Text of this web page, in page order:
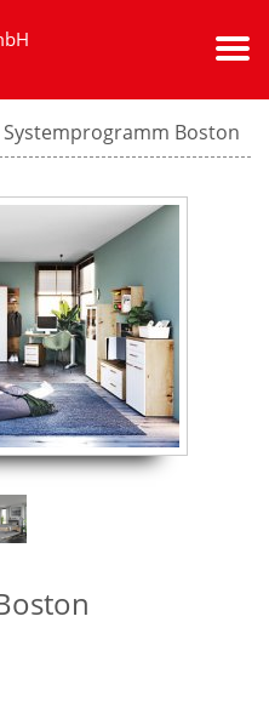
Systemprogramm Boston